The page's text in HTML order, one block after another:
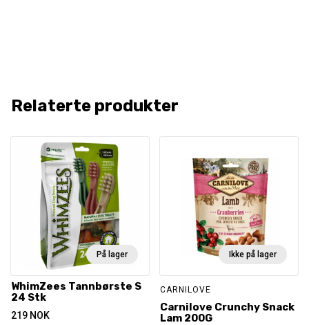
Relaterte produkter
På lager
WhimZees Tannbørste S
24 Stk
219 NOK
Ikke på lager
CARNILOVE
Carnilove Crunchy Snack
Lam 200G